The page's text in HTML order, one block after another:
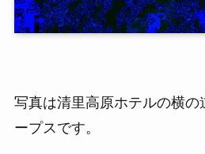
写真は清里高原ホテルの横の
ープスです。